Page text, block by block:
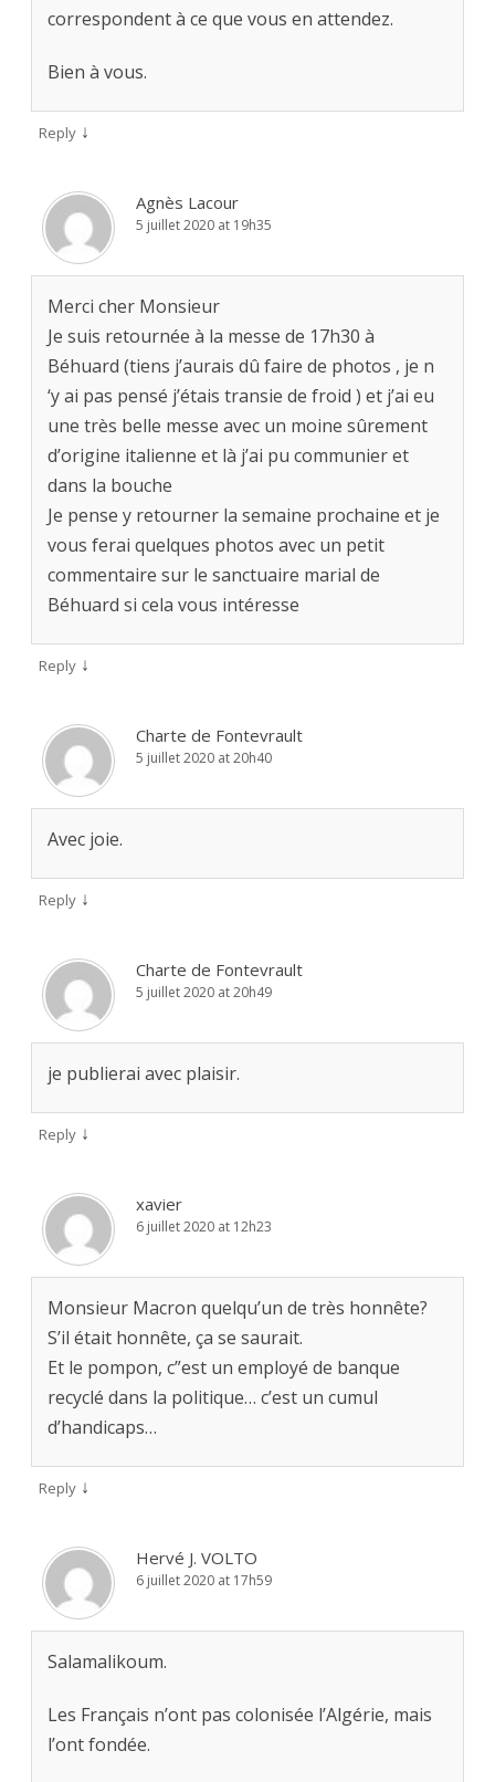
correspondent à ce que vous en attendez.
Bien à vous.
Reply ↓
Agnès Lacour
5 juillet 2020 at 19h35
Merci cher Monsieur
Je suis retournée à la messe de 17h30 à
Béhuard (tiens j’aurais dû faire de photos , je n
‘y ai pas pensé j’étais transie de froid ) et j’ai eu
une très belle messe avec un moine sûrement
d’origine italienne et là j’ai pu communier et
dans la bouche
Je pense y retourner la semaine prochaine et je
vous ferai quelques photos avec un petit
commentaire sur le sanctuaire marial de
Béhuard si cela vous intéresse
Reply ↓
Charte de Fontevrault
5 juillet 2020 at 20h40
Avec joie.
Reply ↓
Charte de Fontevrault
5 juillet 2020 at 20h49
je publierai avec plaisir.
Reply ↓
xavier
6 juillet 2020 at 12h23
Monsieur Macron quelqu’un de très honnête?
S’il était honnête, ça se saurait.
Et le pompon, c”est un employé de banque
recyclé dans la politique… c’est un cumul
d’handicaps…
Reply ↓
Hervé J. VOLTO
6 juillet 2020 at 17h59
Salamalikoum.
Les Français n’ont pas colonisée l’Algérie, mais
l’ont fondée.